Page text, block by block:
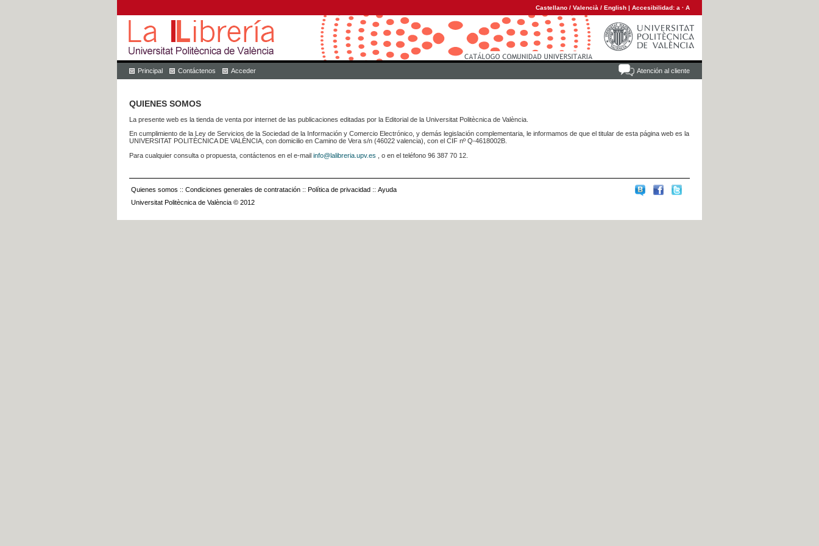
Castellano / Valencià / English | Accesibilidad: a · A
Atención al cliente
Principal Contáctenos Acceder
QUIENES SOMOS
La presente web es la tienda de venta por internet de las publicaciones editadas por la Editorial de la Universitat Politècnica de València.
En cumplimiento de la Ley de Servicios de la Sociedad de la Información y Comercio Electrónico, y demás legislación complementaria, le informamos de que el titular de esta página web es la
UNIVERSITAT POLITÈCNICA DE VALÈNCIA, con domicilio en Camino de Vera s/n (46022 valencia), con el CIF nº Q-4618002B.
Para cualquier consulta o propuesta, contáctenos en el e-mail info@lalibreria.upv.es , o en el teléfono 96 387 70 12.
Quienes somos :: Condiciones generales de contratación :: Política de privacidad :: Ayuda
Universitat Politècnica de València © 2012